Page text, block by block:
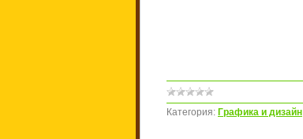
Категория: Графика и дизайн